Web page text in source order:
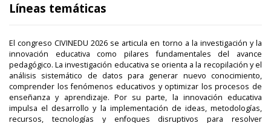
Líneas temáticas
El congreso CIVINEDU 2026 se articula en torno a la investigación y la
innovación educativa como pilares fundamentales del avance
pedagógico. La investigación educativa se orienta a la recopilación y el
análisis sistemático de datos para generar nuevo conocimiento,
comprender los fenómenos educativos y optimizar los procesos de
enseñanza y aprendizaje. Por su parte, la innovación educativa
impulsa el desarrollo y la implementación de ideas, metodologías,
recursos, tecnologías y enfoques disruptivos para resolver